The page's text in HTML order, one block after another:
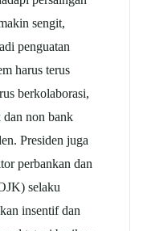
sengit,
penguatan
harus terus
berkolaborasi,
non bank
Presiden juga
perbankan dan
selaku
insentif dan